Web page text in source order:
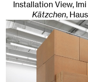
Installation View,
Kätzchen,